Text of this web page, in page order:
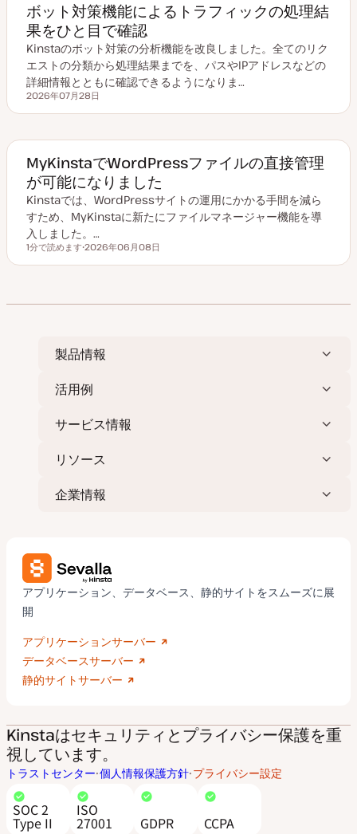
ボット対策機能によるトラフィックの処理結
果をひと目で確認
Kinstaのボット対策の分析機能を改良しました。全てのリク
エストの分類から処理結果までを、パスやIPアドレスなどの
詳細情報とともに確認できるようになりま…
更新日
2026年07月28日
MyKinstaでWordPressファイルの直接管理
が可能になりました
Kinstaでは、WordPressサイトの運用にかかる手間を減ら
すため、MyKinstaに新たにファイルマネージャー機能を導
入しました。…
読むのにかかる時間
1分で読めます
新
2026年06月08日
製品情報
活用例
サービス情報
リソース
企業情報
アプリケーション、データベース、静的サイトをスムーズに展
開
アプリケーションサーバー
データベースサーバー
静的サイトサーバー
Kinstaはセキュリティとプライバシー保護を重
視しています。
トラストセンター 個人情報保護方針 プライバシー設定
SOC 2
Type II
ISO
27001 GDPR CCPA